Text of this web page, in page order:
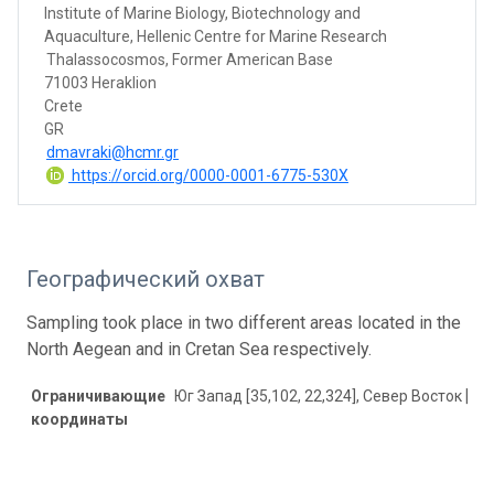
Institute of Marine Biology, Biotechnology and
Aquaculture, Hellenic Centre for Marine Research
Thalassocosmos, Former American Base
71003 Heraklion
Crete
GR
dmavraki@hcmr.gr
https://orcid.org/0000-0001-6775-530X
Географический охват
Sampling took place in two different areas located in the
North Aegean and in Cretan Sea respectively.
Ограничивающие
координаты
Юг Запад [35,102, 22,324], Север Восток